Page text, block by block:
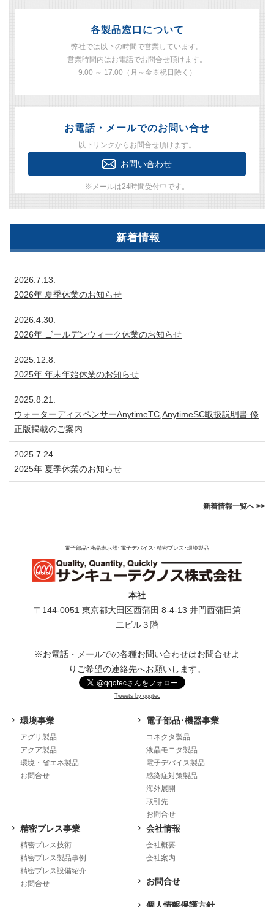
各製品窓口について
弊社では以下の時間で営業しています。
営業時間内はお電話でお問合せ頂けます。
9:00 ～ 17:00（月～金※祝日除く）
お電話・メールでのお問い合せ
以下リンクからお問合せ頂けます。
お問い合わせ
※メールは24時間受付中です。
新着情報
2026.7.13.
2026年 夏季休業のお知らせ
2026.4.30.
2026年 ゴールデンウィーク休業のお知らせ
2025.12.8.
2025年 年末年始休業のお知らせ
2025.8.21.
ウォーターディスペンサーAnytimeTC,AnytimeSC取扱説明書 修
正版掲載のご案内
2025.7.24.
2025年 夏季休業のお知らせ
新着情報一覧へ >>
電子部品･液晶表示器･電子デバイス･精密プレス･環境製品
本社
〒144-0051 東京都⼤⽥区⻄蒲⽥ 8-4-13 井⾨⻄蒲⽥第
⼆ビル３階
※お電話・メールでの各種お問い合わせはお問合せよ
りご希望の連絡先へお願いします。
Tweets by qqqtec
環境事業
アグリ製品
アクア製品
環境・省エネ製品
お問合せ
電子部品･機器事業
コネクタ製品
液晶モニタ製品
電子デバイス製品
感染症対策製品
海外展開
取引先
お問合せ
精密プレス事業
精密プレス技術
精密プレス製品事例
精密プレス設備紹介
お問合せ
会社情報
会社概要
会社案内
お問合せ